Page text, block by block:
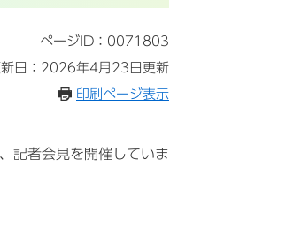
ページID：0071803
新日：2026年4月23日更新
印刷ページ表示
記者会見を開催していま